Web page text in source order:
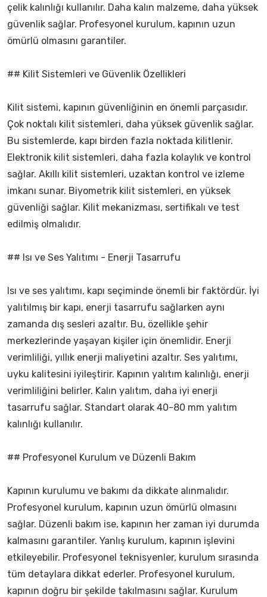
çelik kalınlığı kullanılır. Daha kalın malzeme, daha yüksek
güvenlik sağlar. Profesyonel kurulum, kapının uzun
ömürlü olmasını garantiler.
## Kilit Sistemleri ve Güvenlik Özellikleri
Kilit sistemi, kapının güvenliğinin en önemli parçasıdır.
Çok noktalı kilit sistemleri, daha yüksek güvenlik sağlar.
Bu sistemlerde, kapı birden fazla noktada kilitlenir.
Elektronik kilit sistemleri, daha fazla kolaylık ve kontrol
sağlar. Akıllı kilit sistemleri, uzaktan kontrol ve izleme
imkanı sunar. Biyometrik kilit sistemleri, en yüksek
güvenliği sağlar. Kilit mekanizması, sertifikalı ve test
edilmiş olmalıdır.
## Isı ve Ses Yalıtımı - Enerji Tasarrufu
Isı ve ses yalıtımı, kapı seçiminde önemli bir faktördür. İyi
yalıtılmış bir kapı, enerji tasarrufu sağlarken aynı
zamanda dış sesleri azaltır. Bu, özellikle şehir
merkezlerinde yaşayan kişiler için önemlidir. Enerji
verimliliği, yıllık enerji maliyetini azaltır. Ses yalıtımı,
uyku kalitesini iyileştirir. Kapının yalıtım kalınlığı, enerji
verimliliğini belirler. Kalın yalıtım, daha iyi enerji
tasarrufu sağlar. Standart olarak 40-80 mm yalıtım
kalınlığı kullanılır.
## Profesyonel Kurulum ve Düzenli Bakım
Kapının kurulumu ve bakımı da dikkate alınmalıdır.
Profesyonel kurulum, kapının uzun ömürlü olmasını
sağlar. Düzenli bakım ise, kapının her zaman iyi durumda
kalmasını garantiler. Yanlış kurulum, kapının işlevini
etkileyebilir. Profesyonel teknisyenler, kurulum sırasında
tüm detaylara dikkat ederler. Profesyonel kurulum,
kapının doğru bir şekilde takılmasını sağlar. Kurulum